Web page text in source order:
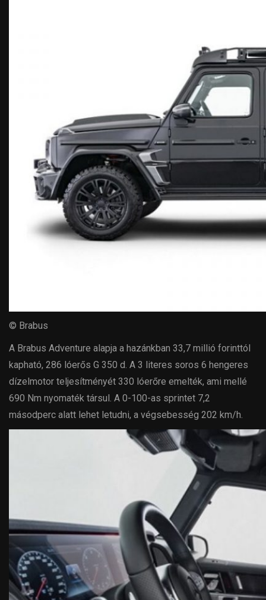
© Brabus
A Brabus Adventure alapja a hazánkban 33,7 millió forinttól
kapható, 286 lóerős G 350 d. A 3 literes soros 6 hengeres
dízelmotor teljesítményét 330 lóerőre emelték, ami mellé
690 Nm nyomaték társul. A 0-100-as sprintet 7,2
másodperc alatt lehet letudni, a végsebesség 202 km/h.